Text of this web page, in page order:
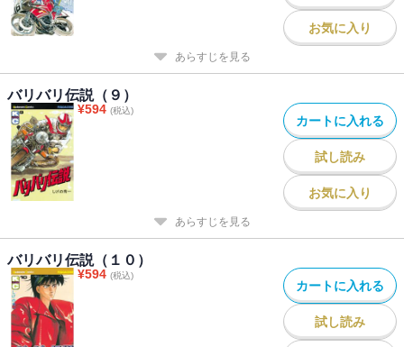
お気に入り
あらすじを見る
バリバリ伝説（９）
¥594 (税込)
カートに入れる
試し読み
お気に入り
あらすじを見る
バリバリ伝説（１０）
¥594 (税込)
カートに入れる
試し読み